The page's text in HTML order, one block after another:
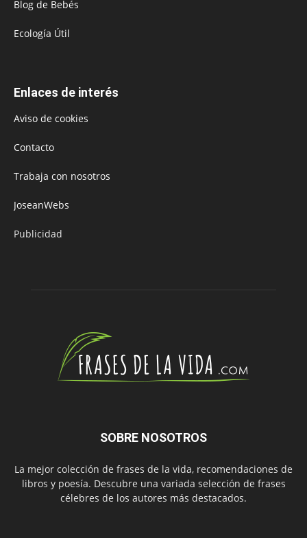
Blog de Bebés
Ecología Útil
Enlaces de interés
Aviso de cookies
Contacto
Trabaja con nosotros
JoseanWebs
Publicidad
SOBRE NOSOTROS
La mejor colección de frases de la vida, recomendaciones de
libros y poesía. Descubre una variada selección de frases
célebres de los autores más destacados.